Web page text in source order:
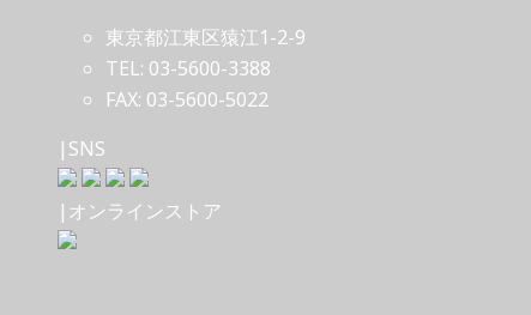
東京都江東区猿江1-2-9
TEL: 03-5600-3388
FAX: 03-5600-5022
|SNS
|オンラインストア